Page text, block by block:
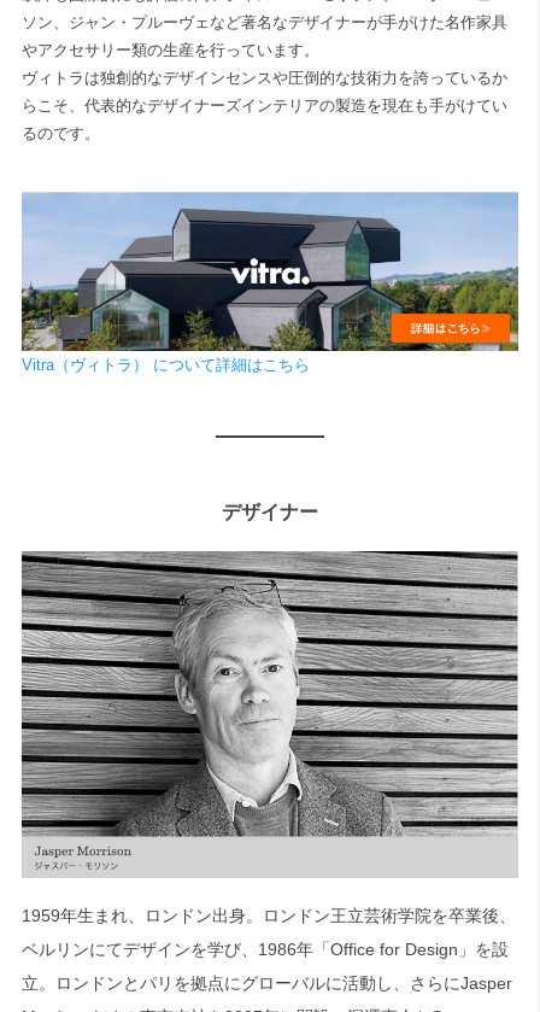
ソン、ジャン・プルーヴェなど著名なデザイナーが手がけた名作家具
やアクセサリー類の生産を行っています。
ヴィトラは独創的なデザインセンスや圧倒的な技術力を誇っているか
らこそ、代表的なデザイナーズインテリアの製造を現在も手がけてい
るのです。
Vitra（ヴィトラ） について詳細はこちら
デザイナー
1959年生まれ、ロンドン出身。ロンドン王立芸術学院を卒業後、
ベルリンにてデザインを学び、1986年「Office for Design」を設
立。ロンドンとパリを拠点にグローバルに活動し、さらにJasper